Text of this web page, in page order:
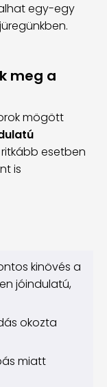
egy-egy
meg a
mögött
ritkább esetben
is
kinövés a
jóindulatú,
okozta
miatt